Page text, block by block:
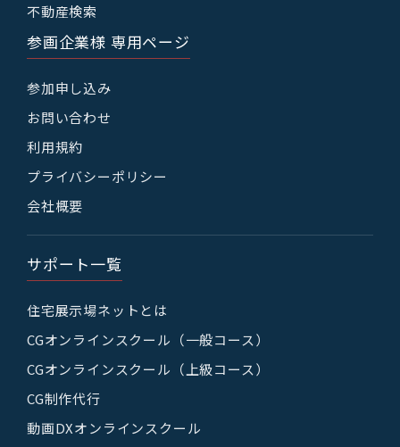
不動産検索
参画企業様 専用ページ
参加申し込み
お問い合わせ
利用規約
プライバシーポリシー
会社概要
サポート一覧
住宅展示場ネットとは
CGオンラインスクール（一般コース）
CGオンラインスクール（上級コース）
CG制作代行
動画DXオンラインスクール